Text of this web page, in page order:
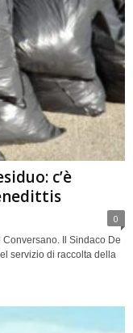
c’è
0
Il Sindaco De
servizio di raccolta della